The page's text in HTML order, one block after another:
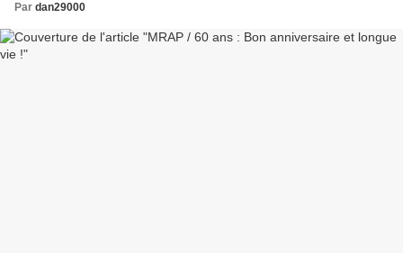
Par dan29000